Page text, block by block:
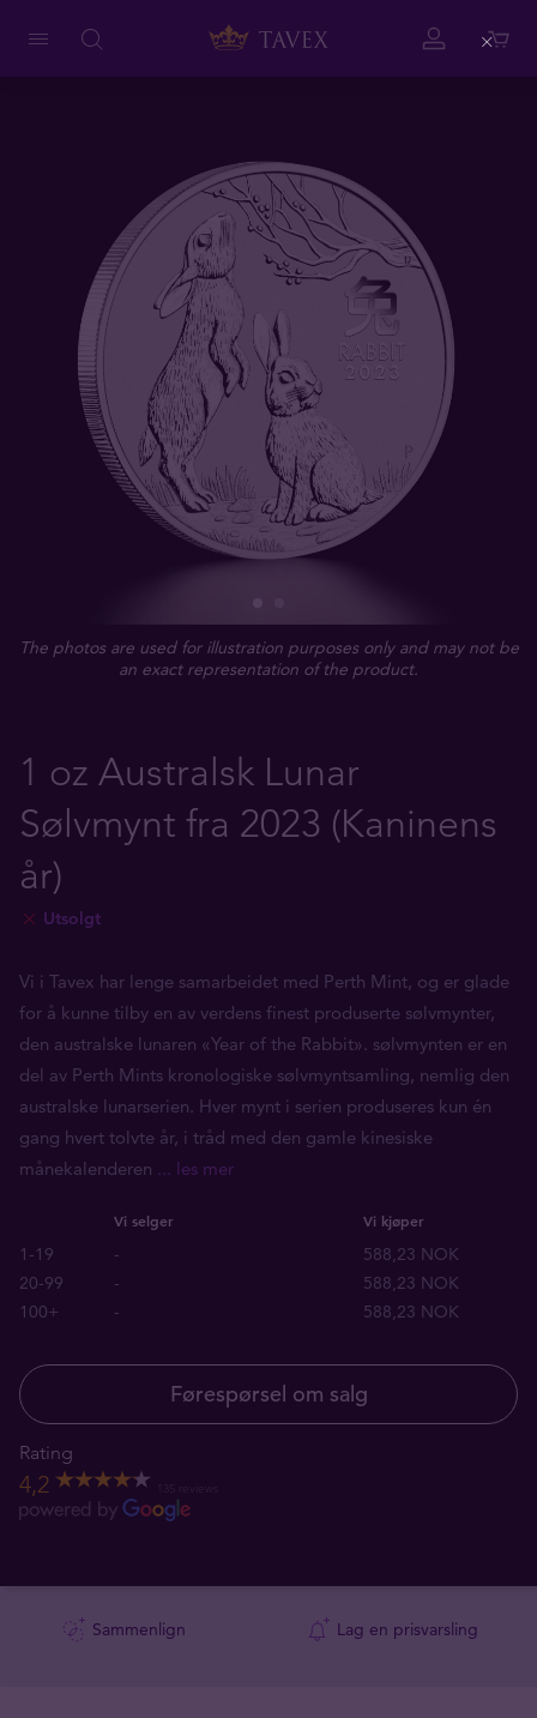
The photos are used for illustration purposes only and may not be
an exact representation of the product.
1 oz Australsk Lunar
Sølvmynt fra 2023 (Kaninens
år)
Utsolgt
Vi i Tavex har lenge samarbeidet med Perth Mint, og er glade
for å kunne tilby en av verdens finest produserte sølvmynter,
den australske lunaren «Year of the Rabbit». sølvmynten er en
del av Perth Mints kronologiske sølvmyntsamling, nemlig den
australske lunarserien. Hver mynt i serien produseres kun én
gang hvert tolvte år, i tråd med den gamle kinesiske
månekalenderen ... les mer
Vi selger Vi kjøper
1-19 -
588,23 NOK
20-99
-
588,23 NOK
100+
- 588,23 NOK
Førespørsel om salg
Rating
4,2
Sammenlign Lag en prisvarsling
Close